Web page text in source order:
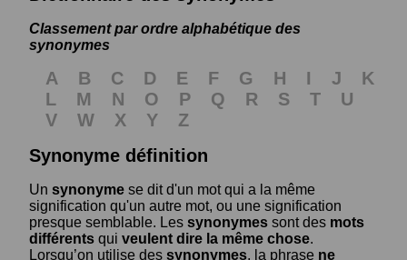
Classement par ordre alphabétique des
synonymes
A B C D E F G H I J
K
L
M N O P Q R S T
U
V
W X Y
Z
Synonyme définition
Un synonyme se dit d'un mot qui a la même
signification qu'un autre mot, ou une signification
presque semblable. Les synonymes sont des mots
différents qui veulent dire la même chose.
Lorsqu’on utilise des synonymes, la phrase ne